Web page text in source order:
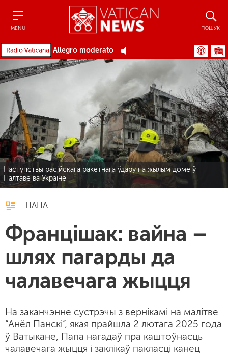
MENU ПОШУК
Allegro moderato
Наступствы расійскага ракетнага ўдару па жылым доме ў
Палтаве ва Украіне
ПАПА
Францішак: вайна –
шлях пагарды да
чалавечага жыцця
На заканчэнне сустрэчы з вернікамі на малітве
“Анёл Панскі”, якая прайшла 2 лютага 2025 года
ў Ватыкане, Папа нагадаў пра каштоўнасць
чалавечага жыцця і заклікаў пакласці канец